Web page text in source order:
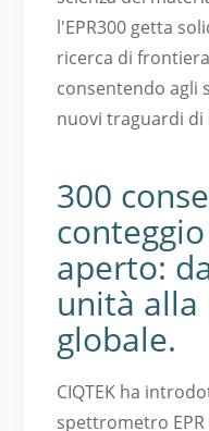
l'EPR300 getta
ricerca di
consentendo agli
nuovi traguardi di
300
aperto:
unità alla
globale.
CIQTEK ha
spettrometro